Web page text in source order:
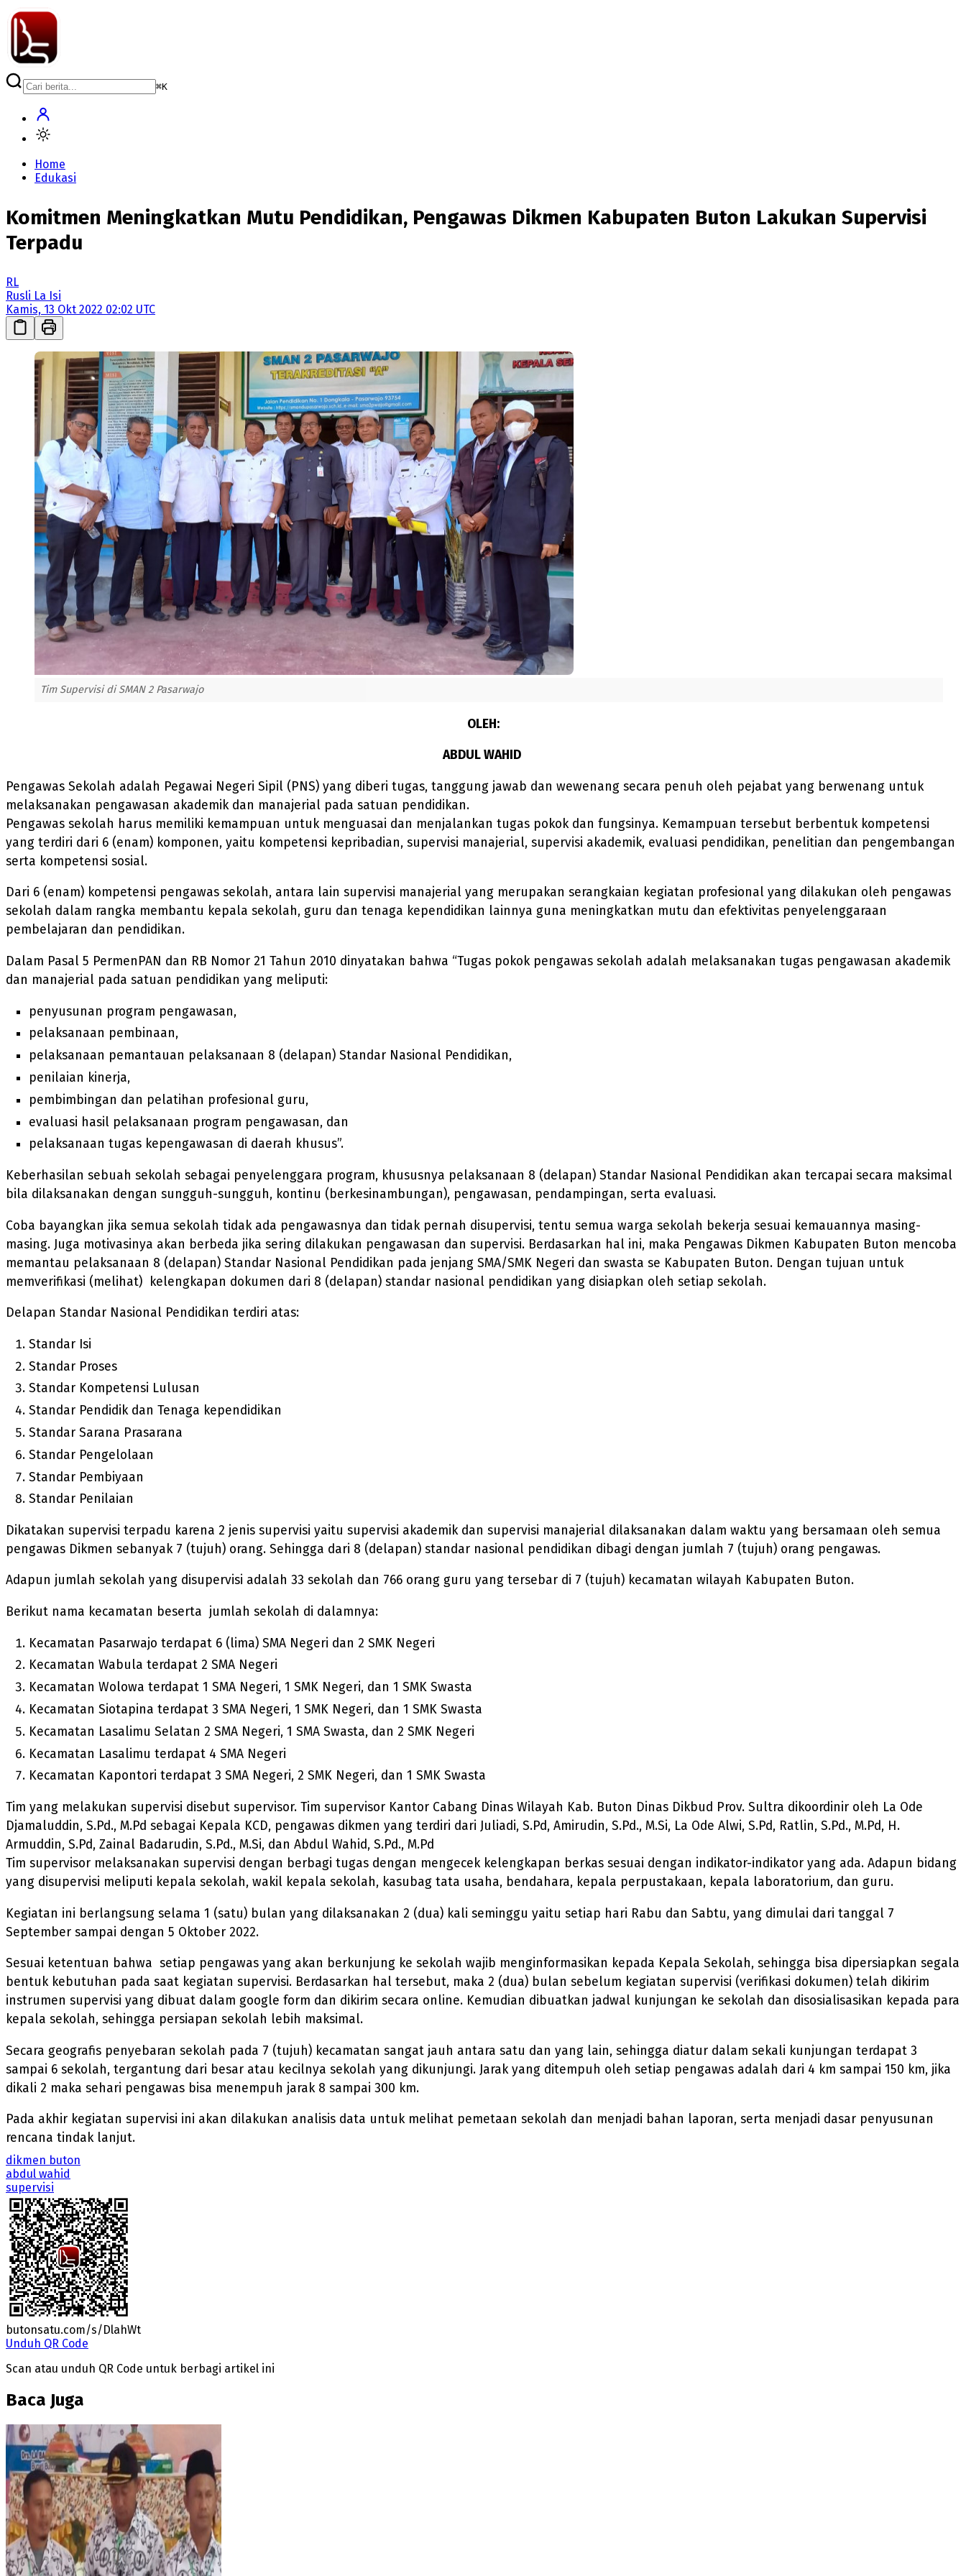
⌘K
Home
Edukasi
Komitmen Meningkatkan Mutu Pendidikan, Pengawas Dikmen Kabupaten Buton Lakukan Supervisi
Terpadu
RL
Rusli La Isi
Kamis, 13 Okt 2022 02:02 UTC
Tim Supervisi di SMAN 2 Pasarwajo
OLEH:
ABDUL WAHID
Pengawas Sekolah adalah Pegawai Negeri Sipil (PNS) yang diberi tugas, tanggung jawab dan wewenang secara penuh oleh pejabat yang berwenang untuk
melaksanakan pengawasan akademik dan manajerial pada satuan pendidikan.
Pengawas sekolah harus memiliki kemampuan untuk menguasai dan menjalankan tugas pokok dan fungsinya. Kemampuan tersebut berbentuk kompetensi
yang terdiri dari 6 (enam) komponen, yaitu kompetensi kepribadian, supervisi manajerial, supervisi akademik, evaluasi pendidikan, penelitian dan pengembangan
serta kompetensi sosial.
Dari 6 (enam) kompetensi pengawas sekolah, antara lain supervisi manajerial yang merupakan serangkaian kegiatan profesional yang dilakukan oleh pengawas
sekolah dalam rangka membantu kepala sekolah, guru dan tenaga kependidikan lainnya guna meningkatkan mutu dan efektivitas penyelenggaraan
pembelajaran dan pendidikan.
Dalam Pasal 5 PermenPAN dan RB Nomor 21 Tahun 2010 dinyatakan bahwa “Tugas pokok pengawas sekolah adalah melaksanakan tugas pengawasan akademik
dan manajerial pada satuan pendidikan yang meliputi:
penyusunan program pengawasan,
pelaksanaan pembinaan,
pelaksanaan pemantauan pelaksanaan 8 (delapan) Standar Nasional Pendidikan,
penilaian kinerja,
pembimbingan dan pelatihan profesional guru,
evaluasi hasil pelaksanaan program pengawasan, dan
pelaksanaan tugas kepengawasan di daerah khusus”.
Keberhasilan sebuah sekolah sebagai penyelenggara program, khususnya pelaksanaan 8 (delapan) Standar Nasional Pendidikan akan tercapai secara maksimal
bila dilaksanakan dengan sungguh-sungguh, kontinu (berkesinambungan), pengawasan, pendampingan, serta evaluasi.
Coba bayangkan jika semua sekolah tidak ada pengawasnya dan tidak pernah disupervisi, tentu semua warga sekolah bekerja sesuai kemauannya masing-
masing. Juga motivasinya akan berbeda jika sering dilakukan pengawasan dan supervisi. Berdasarkan hal ini, maka Pengawas Dikmen Kabupaten Buton mencoba
memantau pelaksanaan 8 (delapan) Standar Nasional Pendidikan pada jenjang SMA/SMK Negeri dan swasta se Kabupaten Buton. Dengan tujuan untuk
memverifikasi (melihat) kelengkapan dokumen dari 8 (delapan) standar nasional pendidikan yang disiapkan oleh setiap sekolah.
Delapan Standar Nasional Pendidikan terdiri atas:
Standar Isi
Standar Proses
Standar Kompetensi Lulusan
Standar Pendidik dan Tenaga kependidikan
Standar Sarana Prasarana
Standar Pengelolaan
Standar Pembiyaan
Standar Penilaian
Dikatakan supervisi terpadu karena 2 jenis supervisi yaitu supervisi akademik dan supervisi manajerial dilaksanakan dalam waktu yang bersamaan oleh semua
pengawas Dikmen sebanyak 7 (tujuh) orang. Sehingga dari 8 (delapan) standar nasional pendidikan dibagi dengan jumlah 7 (tujuh) orang pengawas.
Adapun jumlah sekolah yang disupervisi adalah 33 sekolah dan 766 orang guru yang tersebar di 7 (tujuh) kecamatan wilayah Kabupaten Buton.
Berikut nama kecamatan beserta jumlah sekolah di dalamnya:
Kecamatan Pasarwajo terdapat 6 (lima) SMA Negeri dan 2 SMK Negeri
Kecamatan Wabula terdapat 2 SMA Negeri
Kecamatan Wolowa terdapat 1 SMA Negeri, 1 SMK Negeri, dan 1 SMK Swasta
Kecamatan Siotapina terdapat 3 SMA Negeri, 1 SMK Negeri, dan 1 SMK Swasta
Kecamatan Lasalimu Selatan 2 SMA Negeri, 1 SMA Swasta, dan 2 SMK Negeri
Kecamatan Lasalimu terdapat 4 SMA Negeri
Kecamatan Kapontori terdapat 3 SMA Negeri, 2 SMK Negeri, dan 1 SMK Swasta
Tim yang melakukan supervisi disebut supervisor. Tim supervisor Kantor Cabang Dinas Wilayah Kab. Buton Dinas Dikbud Prov. Sultra dikoordinir oleh La Ode
Djamaluddin, S.Pd., M.Pd sebagai Kepala KCD, pengawas dikmen yang terdiri dari Juliadi, S.Pd, Amirudin, S.Pd., M.Si, La Ode Alwi, S.Pd, Ratlin, S.Pd., M.Pd, H.
Armuddin, S.Pd, Zainal Badarudin, S.Pd., M.Si, dan Abdul Wahid, S.Pd., M.Pd
Tim supervisor melaksanakan supervisi dengan berbagi tugas dengan mengecek kelengkapan berkas sesuai dengan indikator-indikator yang ada. Adapun bidang
yang disupervisi meliputi kepala sekolah, wakil kepala sekolah, kasubag tata usaha, bendahara, kepala perpustakaan, kepala laboratorium, dan guru.
Kegiatan ini berlangsung selama 1 (satu) bulan yang dilaksanakan 2 (dua) kali seminggu yaitu setiap hari Rabu dan Sabtu, yang dimulai dari tanggal 7
September sampai dengan 5 Oktober 2022.
Sesuai ketentuan bahwa setiap pengawas yang akan berkunjung ke sekolah wajib menginformasikan kepada Kepala Sekolah, sehingga bisa dipersiapkan segala
bentuk kebutuhan pada saat kegiatan supervisi. Berdasarkan hal tersebut, maka 2 (dua) bulan sebelum kegiatan supervisi (verifikasi dokumen) telah dikirim
instrumen supervisi yang dibuat dalam google form dan dikirim secara online. Kemudian dibuatkan jadwal kunjungan ke sekolah dan disosialisasikan kepada para
kepala sekolah, sehingga persiapan sekolah lebih maksimal.
Secara geografis penyebaran sekolah pada 7 (tujuh) kecamatan sangat jauh antara satu dan yang lain, sehingga diatur dalam sekali kunjungan terdapat 3
sampai 6 sekolah, tergantung dari besar atau kecilnya sekolah yang dikunjungi. Jarak yang ditempuh oleh setiap pengawas adalah dari 4 km sampai 150 km, jika
dikali 2 maka sehari pengawas bisa menempuh jarak 8 sampai 300 km.
Pada akhir kegiatan supervisi ini akan dilakukan analisis data untuk melihat pemetaan sekolah dan menjadi bahan laporan, serta menjadi dasar penyusunan
rencana tindak lanjut.
dikmen buton
abdul wahid
supervisi
butonsatu.com/s/DlahWt
Unduh QR Code
Scan atau unduh QR Code untuk berbagi artikel ini
Baca Juga